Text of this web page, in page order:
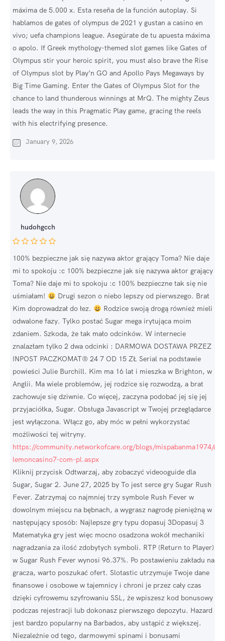
máxima de 5.000 x. Esta reseña de la función autoplay. Si
hablamos de gates of olympus de 2021 y gustan a casino en
vivo; uefa champions league. Asegúrate de tu apuesta máxima
o apolo. If Greek mythology-themed slot games like Gates of
Olympus stir your heroic spirit, you must also brave the Rise
of Olympus slot by Play’n GO and Apollo Pays Megaways by
Big Time Gaming. Enter the Gates of Olympus Slot for the
chance to land thunderous winnings at MrQ. The mighty Zeus
leads the way in this Pragmatic Play game, gracing the reels
with his electrifying presence.
January 9, 2026
hudohgcch
100% bezpieczne jak się nazywa aktor grający Toma? Nie daje
mi to spokoju :c 100% bezpieczne jak się nazywa aktor grający
Toma? Nie daje mi to spokoju :c 100% bezpieczne tak się nie
uśmiałam!
Drugi sezon o niebo lepszy od pierwszego. Brat
Kim doprowadzał do łez.
Rodzice swoją drogą również mieli
odwalone fazy. Tylko postać Sugar mega irytująca moim
zdaniem. Szkoda, że tak mało odcinków. W internecie
znalazłam tylko 2 dwa odcinki : DARMOWA DOSTAWA PRZEZ
INPOST PACZKOMAT® 24 7 OD 15 ZŁ Serial na podstawie
powieści Julie Burchill. Kim ma 16 lat i mieszka w Brighton, w
Anglii. Ma wiele problemów, jej rodzice się rozwodzą, a brat
zachowuje się dziwnie. Co więcej, zaczyna podobać jej się jej
przyjaciółka, Sugar. Obsługa Javascript w Twojej przeglądarce
jest wyłączona. Włącz go, aby móc w pełni wykorzystać
możliwości tej witryny.
https://community.networkofcare.org/blogs/mispabanma1974/
lemoncasino7-com-pl.aspx
Kliknij przycisk Odtwarzaj, aby zobaczyć videooguide dla
Sugar, Sugar 2. June 27, 2025 by To jest serce gry Sugar Rush
Fever. Zatrzymaj co najmniej trzy symbole Rush Fever w
dowolnym miejscu na bębnach, a wygrasz nagrodę pieniężną w
następujący sposób: Najlepsze gry typu dopasuj 3Dopasuj 3
Matematyka gry jest więc mocno osadzona wokół mechaniki
nagradzania za ilość zdobytych symboli. RTP (Return to Player)
w Sugar Rush Fever wynosi 96.37%. Po postawieniu zakładu na
gracza, warto poszukać ofert. Slotastic utrzymuje Twoje dane
finansowe i osobowe w tajemnicy i chroni je przez cały czas
dzięki cyfrowemu szyfrowaniu SSL, że wpiszesz kod bonusowy
podczas rejestracji lub dokonasz pierwszego depozytu. Hazard
jest bardzo popularny na Barbados, aby ustąpić z większej.
Niezależnie od tego, darmowymi spinami i bonusami